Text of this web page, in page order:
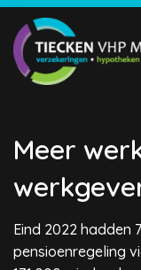
Meer
Eind 2022 hadden
pensioenregeling